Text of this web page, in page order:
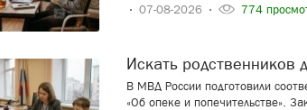
07-08-2026
774
Искать
В МВД России подготовили
«Об опеке и попечительстве».